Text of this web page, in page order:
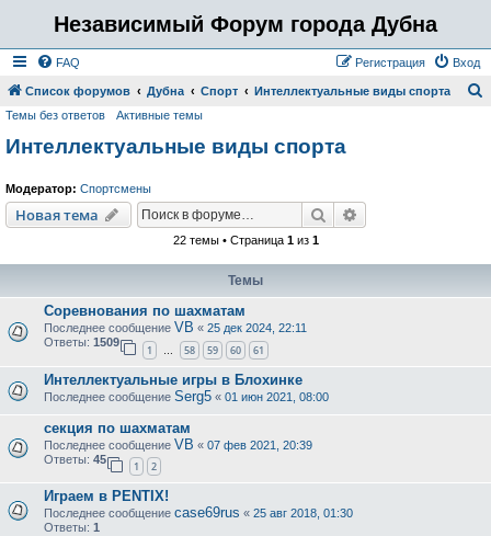
Независимый Форум города Дубна
FAQ Вход
Регистрация
Список форумов Дубна Спорт Интеллектуальные виды спорта
Темы без ответов Активные темы
Интеллектуальные виды спорта
Модератор: Спортсмены
Новая тема Поиск
22 темы • Страница 1из 1
Темы
Соревнования по шахматам
Последнее сообщение VB « 25 дек 2024, 22:11
Ответы: 1509
1 … 58 59 60 61
Интеллектуальные игры в Блохинке
Последнее сообщение Serg5 « 01 июн 2021, 08:00
секция по шахматам
Последнее сообщение VB « 07 фев 2021, 20:39
Ответы: 45
1 2
Играем в PENTIX!
Последнее сообщение case69rus « 25 авг 2018, 01:30
Ответы: 1